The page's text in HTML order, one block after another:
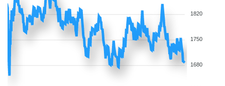
1820
1750
1680